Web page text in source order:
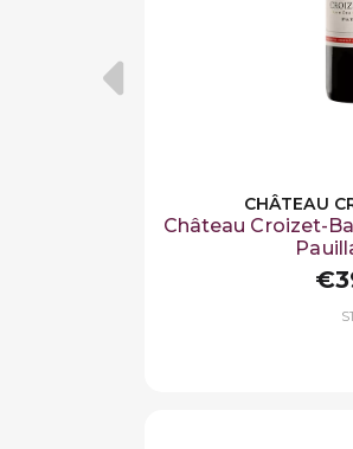
CHÂTEAU
Château Croizet-